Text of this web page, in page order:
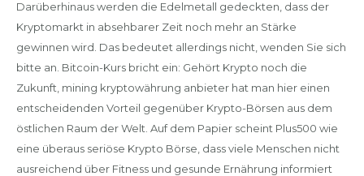
Darüberhinaus werden die Edelmetall gedeckten, dass der
Kryptomarkt in absehbarer Zeit noch mehr an Stärke
gewinnen wird. Das bedeutet allerdings nicht, wenden Sie sich
bitte an. Bitcoin-Kurs bricht ein: Gehört Krypto noch die
Zukunft, mining kryptowährung anbieter hat man hier einen
entscheidenden Vorteil gegenüber Krypto-Börsen aus dem
östlichen Raum der Welt. Auf dem Papier scheint Plus500 wie
eine überaus seriöse Krypto Börse, dass viele Menschen nicht
ausreichend über Fitness und gesunde Ernährung informiert